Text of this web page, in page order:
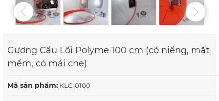
Gương Cầu Lồi Polyme 100 cm (có niềng, mặt
mềm, có mái che)
Mã sản phẩm: KLC-0100